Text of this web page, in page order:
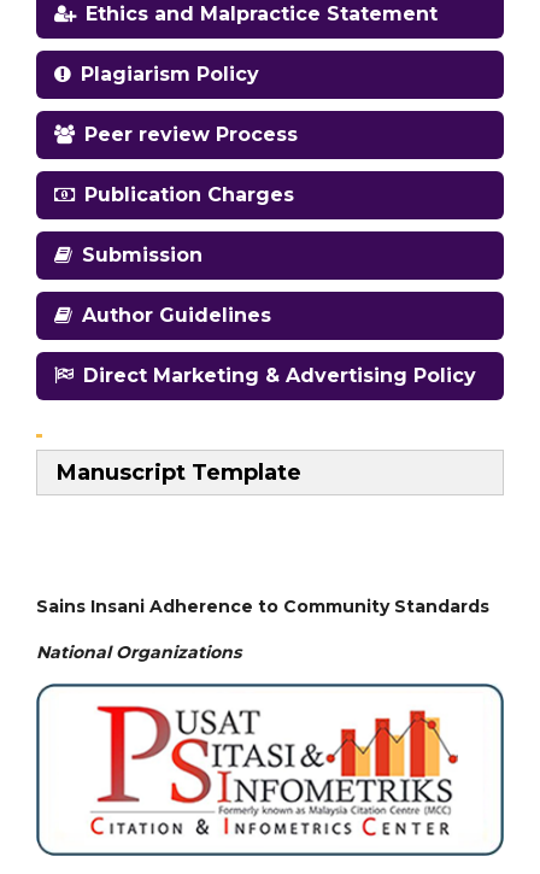
Ethics and Malpractice Statement
Plagiarism Policy
Peer review Process
Publication Charges
Submission
Author Guidelines
Direct Marketing & Advertising Policy
Manuscript Template
Sains Insani Adherence to Community Standards
National Organizations